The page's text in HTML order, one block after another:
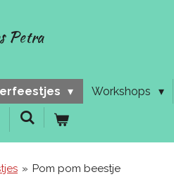
Petra
Workshops
» Pom pom beestje